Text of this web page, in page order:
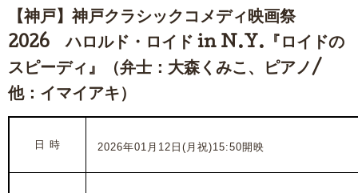
【神戸】神戸クラシックコメディ映画祭
2026 ハロルド・ロイド in N.Y.『ロイドの
スピーディ』（弁士：大森くみこ、ピアノ/
他：イマイアキ）
日 時 2026年01月12日(月祝)15:50開映